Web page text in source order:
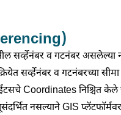
सर्व्हेनंबर व गटनंबर असलेल्या
सर्व्हेनंबर व गटनंबरच्या
Coordinates
नसल्याने GIS